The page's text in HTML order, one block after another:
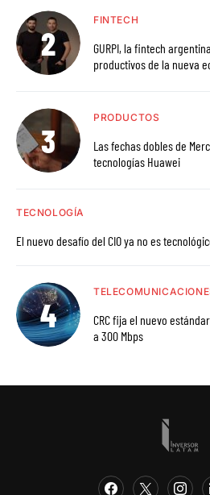
FINTECH
GURPI, la fintech argentina, habilita el acceso a
productivos de la nueva
PRODUCTOS
Las fechas dobles de
tecnologías Huawei
TECNOLOGÍA
El nuevo desafío del CIO ya no es
CRC fija el nuevo
a 300 Mbps